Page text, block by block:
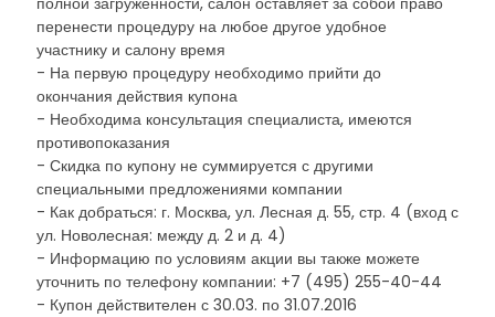
перенести процедуру на любое другое удобное
участнику и салону время
- На первую процедуру необходимо прийти до
окончания действия купона
- Необходима консультация специалиста, имеются
противопоказания
- Скидка по купону не суммируется с другими
специальными предложениями компании
- Как добраться: г. Москва, ул. Лесная д. 55, стр. 4 (вход с
ул. Новолесная: между д. 2 и д. 4)
- Информацию по условиям акции вы также можете
уточнить по телефону компании: +7 (495) 255-40-44
- Купон действителен с 30.03. по 31.07.2016